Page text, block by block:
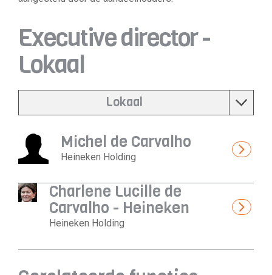
Executive director -
Lokaal
Lokaal
Michel de Carvalho
Heineken Holding
Charlene Lucille de
Carvalho - Heineken
Heineken Holding